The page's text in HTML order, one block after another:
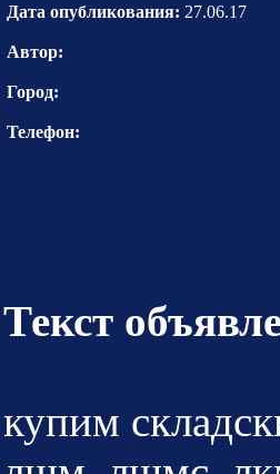
Дата опубликования: 27.06.17
Автор:
Город:
Телефон:
Текст
купим